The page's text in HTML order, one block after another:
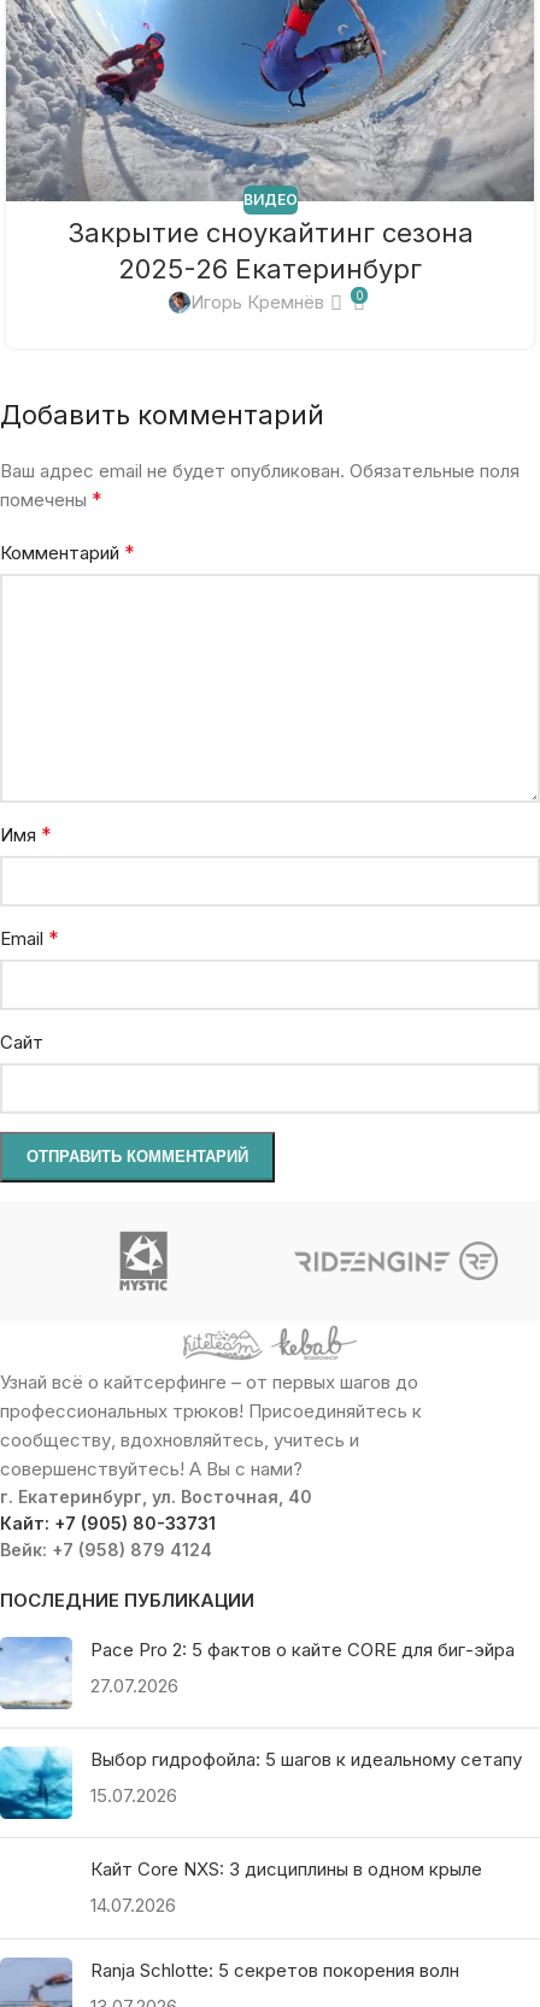
ВИДЕО
Закрытие сноукайтинг сезона
2025-26 Екатеринбург
Игорь Кремнёв 0
Добавить комментарий
Ваш адрес email не будет опубликован. Обязательные поля
помечены *
Комментарий *
Имя *
Email *
Сайт
Узнай всё о кайтсерфинге – от первых шагов до
профессиональных трюков! Присоединяйтесь к
сообществу, вдохновляйтесь, учитесь и
совершенствуйтесь! А Вы с нами?
г. Екатеринбург, ул. Восточная, 40
Кайт: +7 (905) 80-33731
Вейк: +7 (958) 879 4124
ПОСЛЕДНИЕ ПУБЛИКАЦИИ
Pace Pro 2: 5 фактов о кайте CORE для биг-эйра
27.07.2026
Выбор гидрофойла: 5 шагов к идеальному сетапу
15.07.2026
Кайт Core NXS: 3 дисциплины в одном крыле
14.07.2026
Ranja Schlotte: 5 секретов покорения волн